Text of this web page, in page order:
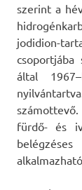
szerint a
jodidion-
csoportjába
által
fürdő- és